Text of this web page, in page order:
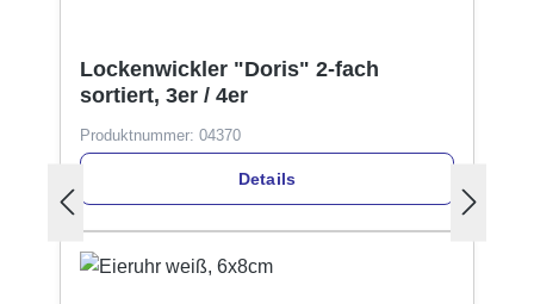
Lockenwickler "Doris" 2-fach
sortiert, 3er / 4er
Produktnummer: 04370
Details